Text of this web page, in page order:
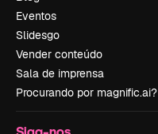
Eventos
Slidesgo
Vender conteúdo
Sala de imprensa
Procurando por magnific.ai?